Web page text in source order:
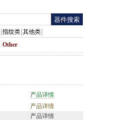
指纹类 其他类
Other
产品详情
产品详情
产品详情